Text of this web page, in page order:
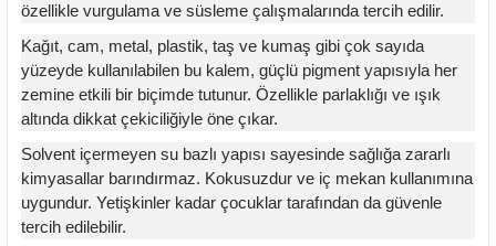
özellikle vurgulama ve süsleme çalışmalarında tercih edilir.
Kağıt, cam, metal, plastik, taş ve kumaş gibi çok sayıda
yüzeyde kullanılabilen bu kalem, güçlü pigment yapısıyla her
zemine etkili bir biçimde tutunur. Özellikle parlaklığı ve ışık
altında dikkat çekiciliğiyle öne çıkar.
Solvent içermeyen su bazlı yapısı sayesinde sağlığa zararlı
kimyasallar barındırmaz. Kokusuzdur ve iç mekan kullanımına
uygundur. Yetişkinler kadar çocuklar tarafından da güvenle
tercih edilebilir.